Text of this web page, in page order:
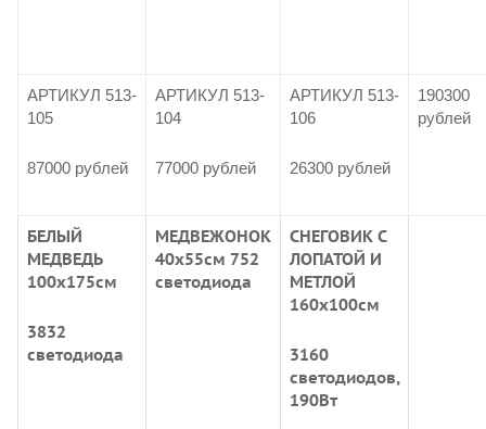
АРТИКУЛ 513-
105
87000 рублей
АРТИКУЛ 513-
104
77000 рублей
АРТИКУЛ 513-
106
26300 рублей
190300
рублей
БЕЛЫЙ
МЕДВЕДЬ
100х175см
3832
светодиода
МЕДВЕЖОНОК
40х55см 752
светодиода
СНЕГОВИК С
ЛОПАТОЙ И
МЕТЛОЙ
160х100см
3160
светодиодов,
190Вт